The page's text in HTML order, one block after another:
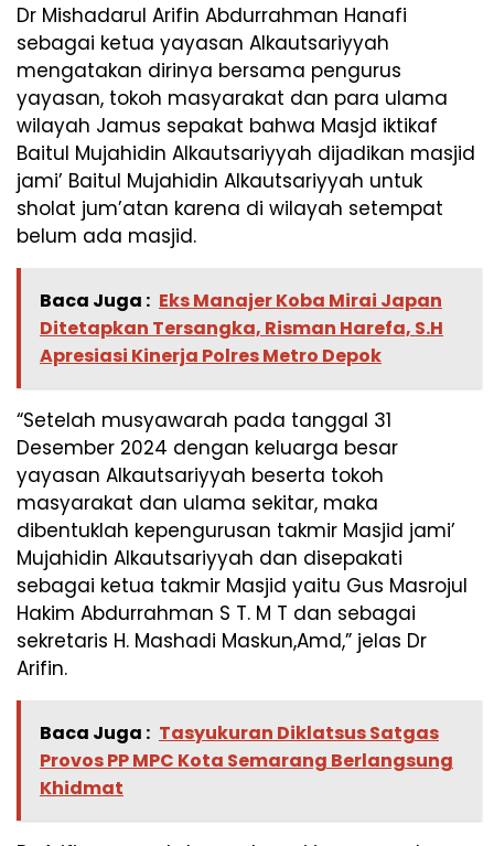
Dr Mishadarul Arifin Abdurrahman Hanafi
sebagai ketua yayasan Alkautsariyyah
mengatakan dirinya bersama pengurus
yayasan, tokoh masyarakat dan para ulama
wilayah Jamus sepakat bahwa Masjd iktikaf
Baitul Mujahidin Alkautsariyyah dijadikan masjid
jami’ Baitul Mujahidin Alkautsariyyah untuk
sholat jum’atan karena di wilayah setempat
belum ada masjid.
Baca Juga : Eks Manajer Koba Mirai Japan
Ditetapkan Tersangka, Risman Harefa, S.H
Apresiasi Kinerja Polres Metro Depok
“Setelah musyawarah pada tanggal 31
Desember 2024 dengan keluarga besar
yayasan Alkautsariyyah beserta tokoh
masyarakat dan ulama sekitar, maka
dibentuklah kepengurusan takmir Masjid jami’
Mujahidin Alkautsariyyah dan disepakati
sebagai ketua takmir Masjid yaitu Gus Masrojul
Hakim Abdurrahman S T. M T dan sebagai
sekretaris H. Mashadi Maskun,Amd,” jelas Dr
Arifin.
Baca Juga : Tasyukuran Diklatsus Satgas
Provos PP MPC Kota Semarang Berlangsung
Khidmat